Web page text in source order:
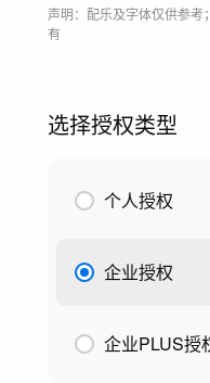
声明：配乐及字体仅供参
有
选择授权类型
个人授权
企业授权
企业PLUS授